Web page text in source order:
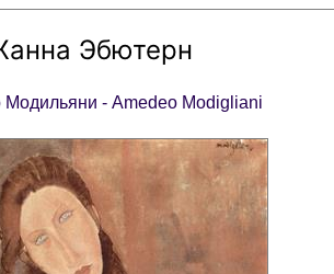
Эбютерн
- Amedeo Modigliani